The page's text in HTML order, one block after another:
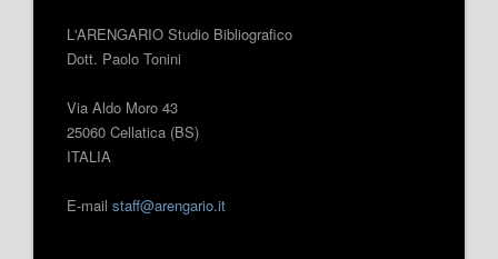
L'ARENGARIO Studio Bibliografico
Dott. Paolo Tonini
Via Aldo Moro 43
25060 Cellatica (BS)
ITALIA
E-mail staff@arengario.it